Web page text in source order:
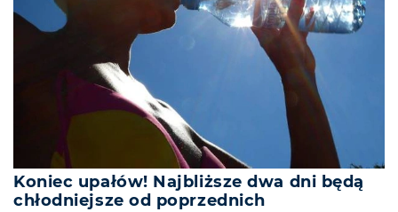
Koniec upałów! Najbliższe dwa dni będą
chłodniejsze od poprzednich